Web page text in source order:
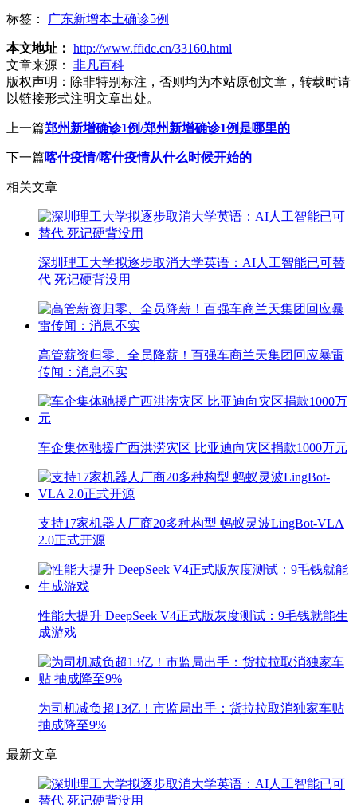
标签： 广东新增本土确诊5例
本文地址： http://www.ffidc.cn/33160.html
文章来源：
非凡百科
版权声明： 除非特别标注，否则均为本站原创文章，转载时请
以链接形式注明文章出处。
上一篇郑州新增确诊1例/郑州新增确诊1例是哪里的
下一篇喀什疫情/喀什疫情从什么时候开始的
相关文章
深圳理工大学拟逐步取消大学英语：AI人工智能已可替
代 死记硬背没用
高管薪资归零、全员降薪！百强车商兰天集团回应暴雷
传闻：消息不实
车企集体驰援广西洪涝灾区 比亚迪向灾区捐款1000万元
支持17家机器人厂商20多种构型 蚂蚁灵波LingBot-VLA
2.0正式开源
性能大提升 DeepSeek V4正式版灰度测试：9毛钱就能生
成游戏
为司机减负超13亿！市监局出手：货拉拉取消独家车贴
抽成降至9%
最新文章